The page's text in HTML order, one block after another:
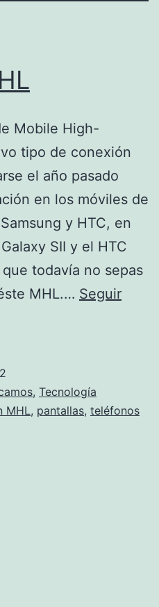
Mobile High-
tipo de conexión
el año pasado
en los móviles de
y HTC, en
SII y el HTC
todavía no sepas
MHL.… Seguir
, Tecnología
MHL, pantallas, teléfonos